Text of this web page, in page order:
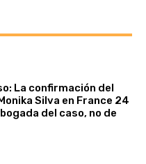
La confirmación del
Silva en France 24
del caso, no de